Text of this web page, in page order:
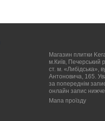
Магазин плитки
м.Київ, Печерський
ст. м. «Либідська»,
Антоновича, 165.
за попереднім
онлайн запис
Мапа проїзду